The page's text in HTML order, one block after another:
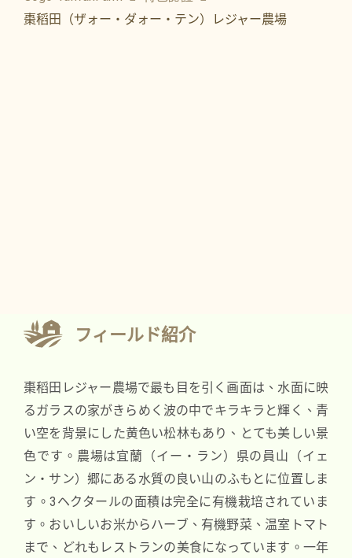
棗稻田（ザォー・ダォー・テン）レジャー農場
フィールド紹介
棗稻田レジャー農場で最も目を引く画面は、水面に映
るガラスの家がきらめく波の中でキラキラと輝く、青
い空を背景にした黄色い松林もあり、とても美しい景
色です。 農場は宜蘭（イー・ラン）県の員山（イェ
ン・サン）郷にある水質の良い山のふもとに位置しま
す。3ヘクタールの面積は完全に有機栽培されていま
す。おいしいお米からハーブ、有機野菜、温室トマト
まで、どれもレストランの美食になっています。一年